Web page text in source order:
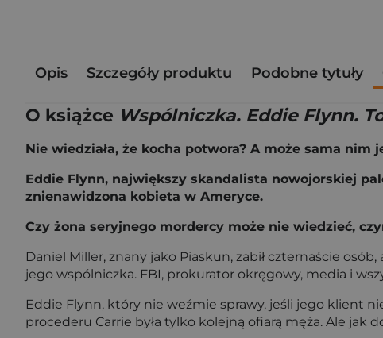
Opis Szczegóły produktu Podobne tytuły
O książce Wspólniczka. Eddie Flynn.
Nie wiedziała, że kocha potwora? A może sama nim
Eddie Flynn, największy skandalista nowojorskiej
znienawidzona kobieta w Ameryce.
Czy żona seryjnego mordercy może nie wiedzieć,
Daniel Miller, znany jako Piaskun, zabił czternaście
jego wspólniczka. FBI, prokurator okręgowy, media i
Eddie Flynn, który nie weźmie sprawy, jeśli jego klient
procederu Carrie była tylko kolejną ofiarą męża. Ale jak